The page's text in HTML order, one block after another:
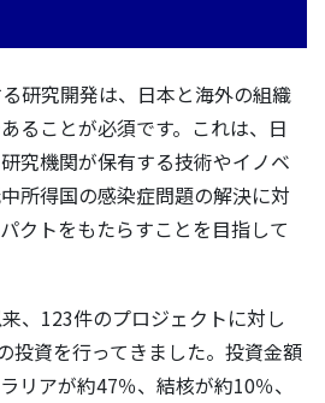
研究開発は、日本と海外の組織
ることが必須です。これは、日
究機関が保有する技術やイノベ
所得国の感染症問題の解決に対
クトをもたらすことを目指して
、123件のプロジェクトに対し
投資を行ってきました。投資金額
リアが約47％、結核が約10％、